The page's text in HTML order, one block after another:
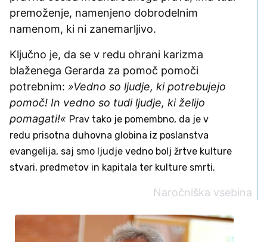
premoženje, namenjeno dobrodelnim
namenom, ki ni zanemarljivo.
Ključno je, da se v redu ohrani karizma
blaženega Gerarda za pomoč pomoči
potrebnim: »Vedno so ljudje, ki potrebujejo
pomoč! In vedno so tudi ljudje, ki želijo
pomagati!« Prav tako je pomembno, da je v
redu prisotna duhovna globina iz poslanstva
evangelija, saj smo ljudje vedno bolj žrtve kulture
stvari, predmetov in kapitala ter kulture smrti.
Naročniška vsebina